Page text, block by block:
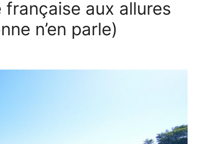
française aux allures
n’en parle)